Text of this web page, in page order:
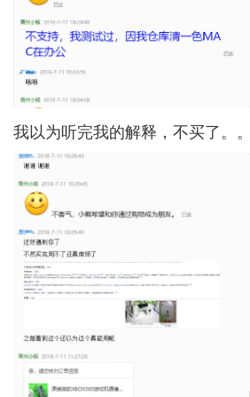
我以为听完我的解释，不买了。。